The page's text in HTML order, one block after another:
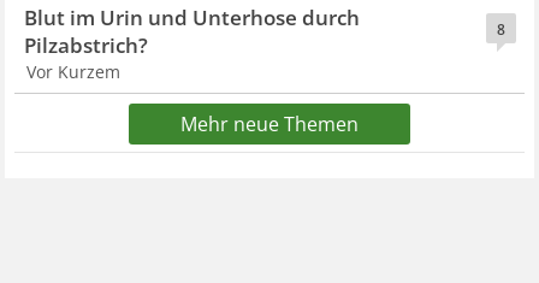
8
Blut im Urin und Unterhose durch
Pilzabstrich?
Vor Kurzem
Mehr neue Themen